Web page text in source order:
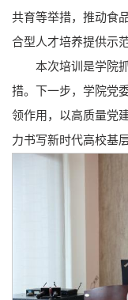
共育等举措，推动食
合型人才培养提供示范
本次培训是学院
措。下一步，学院党
领作用，以高质量党
力书写新时代高校基